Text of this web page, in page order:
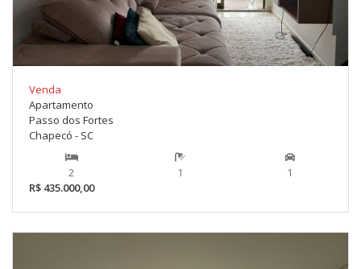
Venda
Apartamento
Passo dos Fortes
Chapecó - SC
2 1
1
R$ 435.000,00